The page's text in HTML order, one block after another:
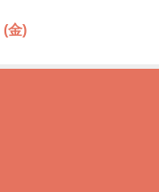
(金)